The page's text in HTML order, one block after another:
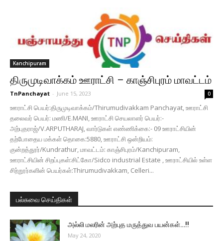
Kanchipuram
திருமுடிவாக்கம் ஊராட்சி – காஞ்சிபுரம் மாவட்டம்
TnPanchayat - June 15, 2023 0
ஊராட்சி பெயர்:திருமுடிவாக்கம்/Thirumudivakkam Panchayat, ஊராட்சி
தலைவர் பெயர்: மணி/E.MANI, ஊராட்சி செயலாளர் பெயர்:-
அற்புதராஜ்/V.ARPUTHARAJ, வார்டுகள் எண்ணிக்கை:- 09 ஊராட்சியின்
தற்போதைய மக்கள் தொகை:5880, ஊராட்சி ஒன்றியம்:
குன்றத்தூர்/Kundrathur, மாவட்டம்: காஞ்சிபுரம்/Kanchipuram,
ஊராட்சியின் சிறப்புகள்:சிட்கோ/Sidco industrial Estate , ஊராட்சியில் உள்ள
சிற்றூர்களின் பெயர்கள்:Thirumudivakkam, Celleri...
பல்சுவை செய்திகள்
அல்லி மலரின் அற்புத மருத்துவ பயன்கள்…!!
May 24, 2020